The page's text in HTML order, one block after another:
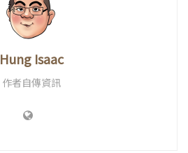
Hung Isaac
作者自傳資訊